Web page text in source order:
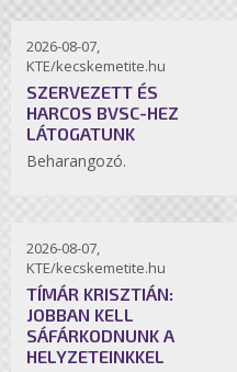
2026-08-07,
KTE/kecskemetite.hu
SZERVEZETT ÉS
HARCOS BVSC-HEZ
LÁTOGATUNK
Beharangozó.
2026-08-07,
KTE/kecskemetite.hu
TÍMÁR KRISZTIÁN:
JOBBAN KELL
SÁFÁRKODNUNK A
HELYZETEINKKEL